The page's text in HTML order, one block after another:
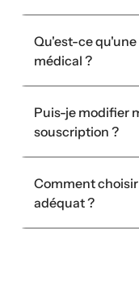
Qu'est-ce qu'une
médical ?
Puis-je modifier
souscription ?
Comment
adéquat ?